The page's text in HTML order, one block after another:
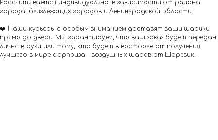
Рассчитывается индивидуально, в зависимости от района
города, близлежащих городов и Ленинградской области.
❤️ Наши курьеры с особым вниманием доставят ваши шарики
прямо до двери. Мы гарантируем, что ваш заказ будет передан
лично в руки или тому, кто будет в восторге от получения
лучшего в мире сюрприза - воздушных шаров от Шаревик.